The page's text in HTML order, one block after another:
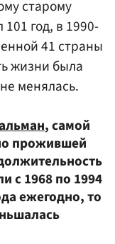
старому
год, в 1990-
41 страны
жизни была
менялась.
, самой
прожившей
с 1968 по 1994
ежегодно, то